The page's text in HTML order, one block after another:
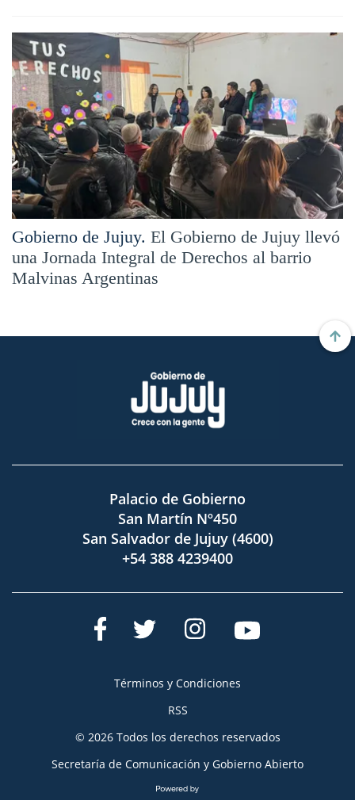
Gobierno de Jujuy. El Gobierno de Jujuy llevó
una Jornada Integral de Derechos al barrio
Malvinas Argentinas
Palacio de Gobierno
San Martín Nº450
San Salvador de Jujuy (4600)
+54 388 4239400
Términos y Condiciones
RSS
© 2026 Todos los derechos reservados
Secretaría de Comunicación y Gobierno Abierto